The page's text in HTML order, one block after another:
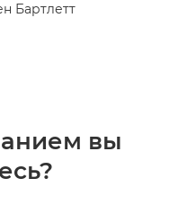
Бартлетт
вы